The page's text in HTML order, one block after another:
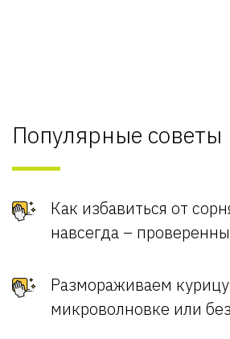
Популярные советы
Как избавиться от
навсегда –
Размораживаем
микроволновке или